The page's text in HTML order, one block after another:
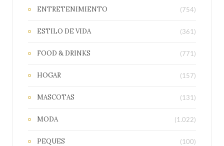
ENTRETENIMIENTO (754)
ESTILO DE VIDA (361)
FOOD & DRINKS (771)
HOGAR (157)
MASCOTAS (131)
MODA (1.022)
PEQUES (100)